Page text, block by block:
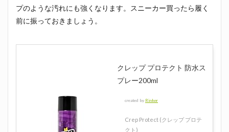
プのような汚れにも強くなります。スニーカー買ったら履く
前に振っておきましょう。
クレップ プロテクト 防水ス
プレー200ml
created by Rinker
Crep Protect (クレップ プロテ
クト)